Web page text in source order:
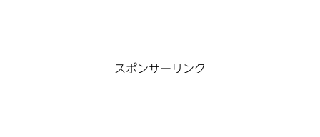
スポンサーリンク